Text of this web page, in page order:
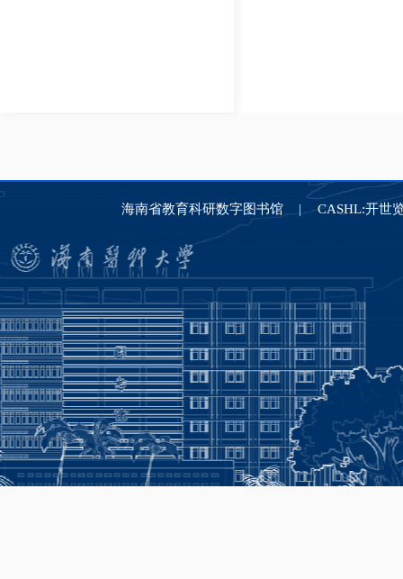
海南省教育科研数字图书馆 CASHL:开世